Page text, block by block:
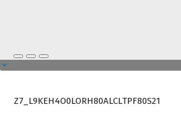
Z7_L9KEH4O0LORH80ALCLTPF80S21